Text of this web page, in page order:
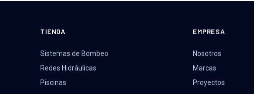
TIENDA
Sistemas de Bombeo
Redes Hidráulicas
Piscinas
EMPRESA
Nosotros
Marcas
Proyectos